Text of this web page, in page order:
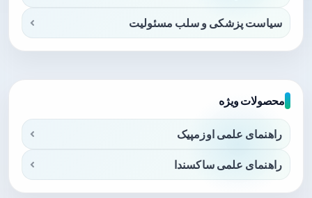
سیاست پزشکی و سلب مسئولیت
محصولات ویژه
راهنمای علمی اوزمپیک
راهنمای علمی ساکسندا